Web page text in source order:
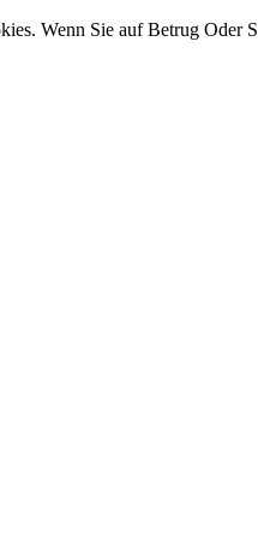
Wenn Sie auf Betrug Oder